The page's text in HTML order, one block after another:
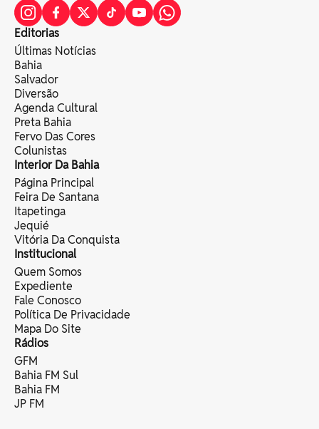
Editorias
Últimas Notícias
Bahia
Salvador
Diversão
Agenda Cultural
Preta Bahia
Fervo Das Cores
Colunistas
Interior Da Bahia
Página Principal
Feira De Santana
Itapetinga
Jequié
Vitória Da Conquista
Institucional
Quem Somos
Expediente
Fale Conosco
Política De Privacidade
Mapa Do Site
Rádios
GFM
Bahia FM Sul
Bahia FM
JP FM